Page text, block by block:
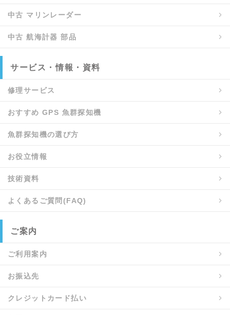
中古 マリンレーダー
中古 航海計器 部品
サービス・情報・資料
修理サービス
おすすめ GPS 魚群探知機
魚群探知機の選び方
お役立情報
技術資料
よくあるご質問(FAQ)
ご案内
ご利用案内
お振込先
クレジットカード払い